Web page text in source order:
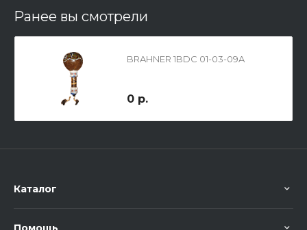
Ранее вы смотрели
BRAHNER 1BDC 01-03-09A
0 р.
Каталог